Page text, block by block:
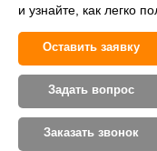
и узнайте, как легко
Оставить заявку
Задать вопрос
Заказать звонок